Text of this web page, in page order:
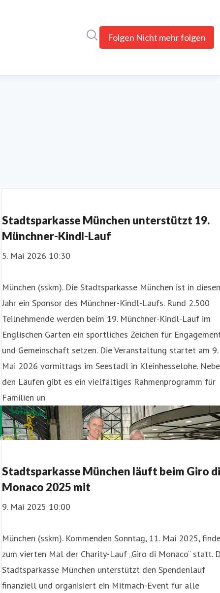
Folgen Nicht mehr folgen
Stadtsparkasse München unterstützt 19.
Münchner-Kindl-Lauf
5. Mai 2026 10:30
München (sskm). Die Stadtsparkasse München ist in
Jahr ein Sponsor des Münchner-Kindl-Laufs. Rund 2.500
Teilnehmende werden beim 19. Münchner-Kindl-Lauf im
Englischen Garten ein sportliches Zeichen für
und Gemeinschaft setzen. Die Veranstaltung startet am 9.
Mai 2026 vormittags im Seestadl in Kleinhesselohe.
den Läufen gibt es ein vielfältiges Rahmenprogramm für
Familien un
Stadtsparkasse München läuft beim Giro
Monaco 2025 mit
9. Mai 2025 10:00
München (sskm). Kommenden Sonntag, 11. Mai 2025,
zum vierten Mal der Charity-Lauf „Giro di Monaco“ statt.
Stadtsparkasse München unterstützt den Spendenlauf
finanziell und organisiert ein Mitmach-Event für alle